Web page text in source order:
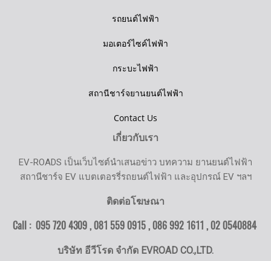
รถยนต์ไฟฟ้า
มอเตอร์ไซค์ไฟฟ้า
กระบะไฟฟ้า
สถานีชาร์จยานยนต์ไฟฟ้า
Contact Us
เกี่ยวกับเรา
EV-ROADS เป็นเว็บไซต์นำเสนอข่าว บทความ ยานยนต์ไฟฟ้า
สถานีชาร์จ EV แบตเตอรรี่รถยนต์ไฟฟ้า และอุปกรณ์ EV ฯลฯ
ติดต่อโฆษณา
Call : 095 720 4309 , 081 559 0915 , 086 992 1611 ,02 0540884
บริษัท อีวีโรด จำกัด EVROAD CO.,LTD.